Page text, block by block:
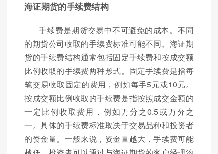
海证期货的手续费结构
手续费是期货交易中不可避免的成本。不同
的期货公司收取的手续费标准可能不同。海证期
货的手续费结构通常包括固定手续费和按成交额
比例收取的手续费两种形式。固定手续费是指每
笔交易收取固定的费用，例如每手5元或10元。
按成交额比例收取的手续费是指按照成交金额的
一定比例收取费用，例如万分之0.5或万分之
一。具体的手续费标准取决于交易品种和投资者
的资金量。一般来说，资金量越大，手续费可能